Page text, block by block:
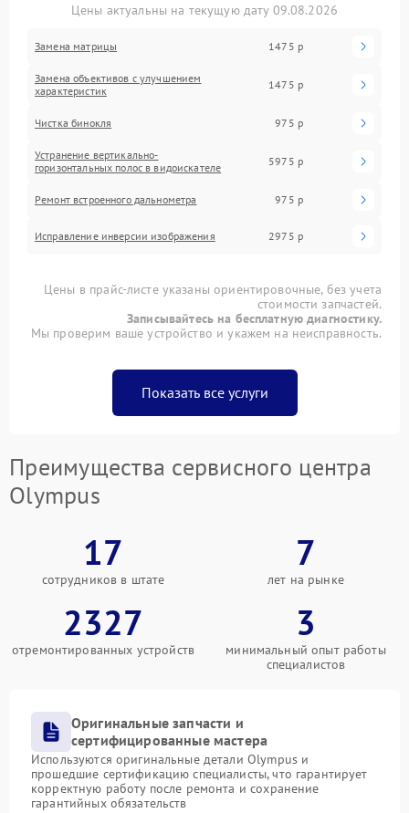
Цены актуальны на текущую дату 09.08.2026
Замена матрицы 1475 р
Замена объективов с улучшением
характеристик
1475 р
Чистка бинокля 975 р
Устранение вертикально-
горизонтальных полос в видоискателе
5975 р
Ремонт встроенного дальнометра 975 р
Исправление инверсии изображения 2975 р
Цены в прайс-листе указаны ориентировочные, без учета
стоимости запчастей.
Записывайтесь на бесплатную диагностику.
Мы проверим ваше устройство и укажем на неисправность.
Показать все услуги
Преимущества сервисного центра
Olympus
17
сотрудников в штате
7
лет на рынке
2327
отремонтированных устройств
3
минимальный опыт работы
специалистов
Оригинальные запчасти и
сертифицированные мастера
Используются оригинальные детали Olympus и
прошедшие сертификацию специалисты, что гарантирует
корректную работу после ремонта и сохранение
гарантийных обязательств